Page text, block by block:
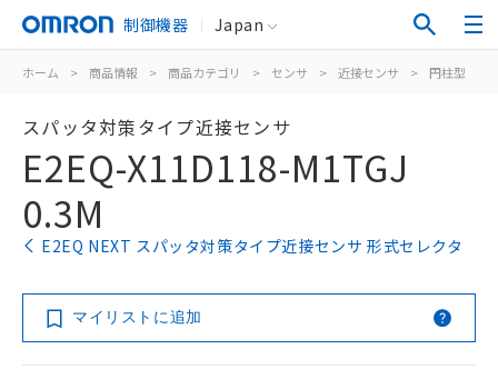
制御機器 Japan
ホーム > 商品情報 > 商品カテゴリ > センサ > 近接センサ > 円柱型
スパッタ対策タイプ近接センサ
E2EQ-X11D118-M1TGJ
0.3M
E2EQ NEXT スパッタ対策タイプ近接センサ 形式セレクタ
マイリストに追加